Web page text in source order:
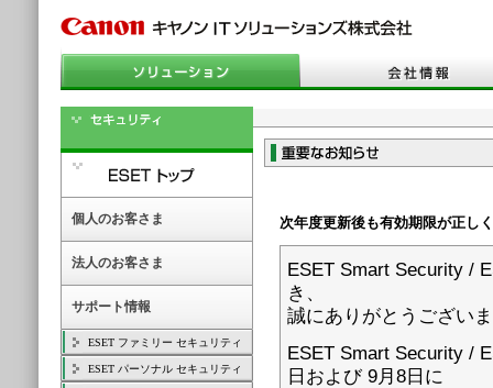
個人のお客さま
法人のお客さま
サポート情報
ESET ファミリー セキュリティ
ESET パーソナル セキュリティ
次年度更新後も有効期限が正し
ESET Smart Security /
き、
誠にありがとうござい
ESET Smart Security /
日および 9月8日に